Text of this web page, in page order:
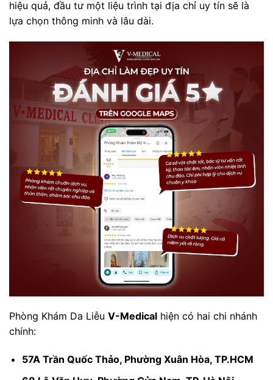
hiệu quả, đầu tư một liệu trình tại địa chỉ uy tín sẽ là
lựa chọn thông minh và lâu dài.
Phòng Khám Da Liễu V-Medical hiện có hai chi nhánh
chính:
57A Trần Quốc Thảo, Phường Xuân Hòa, TP.HCM